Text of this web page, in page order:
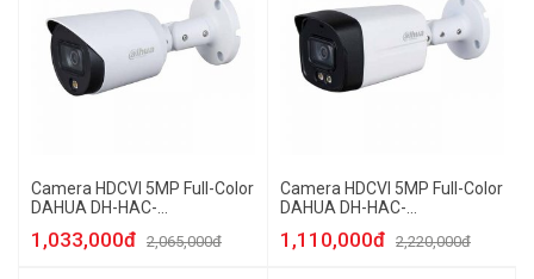
Camera HDCVI 5MP Full-Color
DAHUA DH-HAC-
1,033,000đ 2,065,000đ
Camera HDCVI 5MP Full-Color
DAHUA DH-HAC-
1,110,000đ 2,220,000đ